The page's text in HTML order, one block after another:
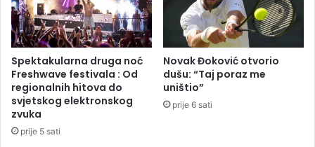
e
n
a
i
z
v
z
d
i
l
j
r
l
i
u
Spektakularna druga noć
Freshwave festivala : Od
regionalnih hitova do
svjetskog elektronskog
zvuka
prije 5 sati
Novak Đoković otvorio
dušu: “Taj poraz me
uništio”
prije 6 sati